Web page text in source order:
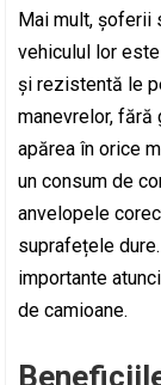
Mai mult, șoferii
vehiculul lor
și rezistentă le
manevrelor, fără
apărea în orice
un consum de
anvelopele
suprafețele
importante
de camioane.